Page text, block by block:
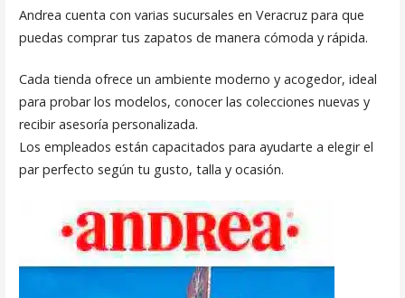
Andrea cuenta con varias sucursales en Veracruz para que
puedas comprar tus zapatos de manera cómoda y rápida.
Cada tienda ofrece un ambiente moderno y acogedor, ideal
para probar los modelos, conocer las colecciones nuevas y
recibir asesoría personalizada.
Los empleados están capacitados para ayudarte a elegir el
par perfecto según tu gusto, talla y ocasión.